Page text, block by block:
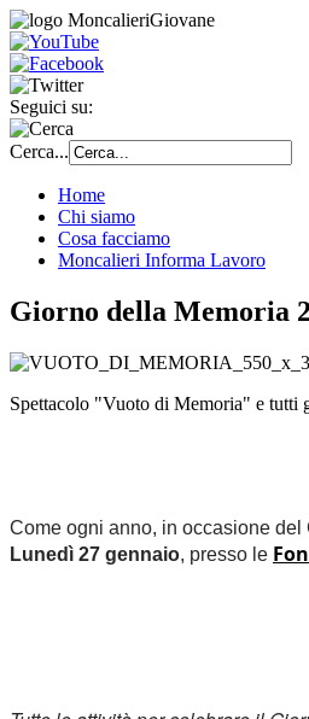
Seguici su:
Cerca...
Home
Chi siamo
Cosa facciamo
Moncalieri Informa Lavoro
Giorno della Memoria
Spettacolo "Vuoto di Memoria" e tutti
Come ogni anno, in occasione del
Lunedì 27 gennaio, presso le